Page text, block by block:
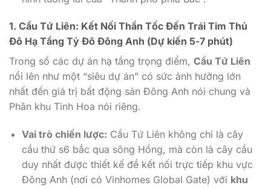
1. Cầu Tứ Liên: Kết Nối Thần Tốc Đến Trái Tim Thủ
Đô Hạ Tầng Tỷ Đô Đông Anh (Dự kiến 5-7 phút)
Trong số các dự án hạ tầng trọng điểm, Cầu Tứ Liên
nổi lên như một “siêu dự án” có sức ảnh hưởng lớn
nhất đến giá trị bất động sản Đông Anh nói chung và
Phân khu Tinh Hoa nói riêng.
Vai trò chiến lược: Cầu Tứ Liên không chỉ là cây
cầu thứ s6 bắc qua sông Hồng, mà còn là cây cầu
duy nhất được thiết kế để kết nối trực tiếp khu vực
Đông Anh (nơi có Vinhomes Global Gate) với khu